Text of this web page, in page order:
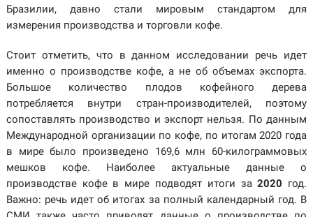
Бразилии, давно стали мировым стандартом для
измерения производства и торговли кофе.
Стоит отметить, что в данном исследовании речь идет
именно о производстве кофе, а не об объемах экспорта.
Большое количество плодов кофейного дерева
потребляется внутри стран-производителей, поэтому
сопоставлять производство и экспорт нельзя. По данным
Международной организации по кофе, по итогам 2020 года
в мире было произведено 169,6 млн 60-килограммовых
мешков кофе. Наиболее актуальные данные о
производстве кофе в мире подводят итоги за2020 год.
Важно: речь идет об итогах за полный календарный год. В